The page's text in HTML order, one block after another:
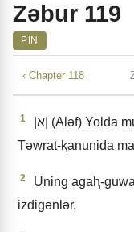
Zǝbur 119
PIN
‹ Chapter 118
1
Tǝwrat-ⱪanunida
2
Uning agaⱨ-
izdigǝnlǝr,